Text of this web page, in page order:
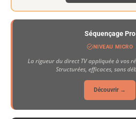
Séquençage Pro
NIVEAU MICRO
La rigueur du direct TV appliquée à vos
Structurées, efficaces, sans
Découvrir →